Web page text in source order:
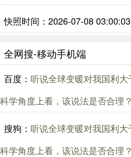
快照时间：2026-07-08 03:00:03
全网搜-移动手机端
百度： 听说全球变暖对我国利
科学角度上看，该说法是否合理？
搜狗： 听说全球变暖对我国利
科学角度上看，该说法是否合理？